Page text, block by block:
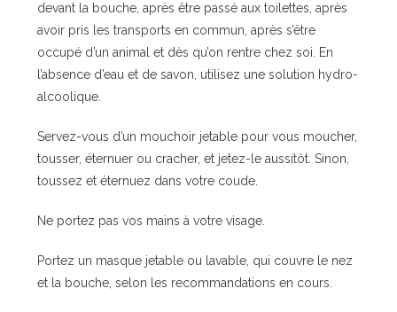
devant la bouche, après être passé aux toilettes, après
avoir pris les transports en commun, après s’être
occupé d’un animal et dès qu’on rentre chez soi. En
l’absence d’eau et de savon, utilisez une solution hydro-
alcoolique.
Servez-vous d’un mouchoir jetable pour vous moucher,
tousser, éternuer ou cracher, et jetez-le aussitôt. Sinon,
toussez et éternuez dans votre coude.
Ne portez pas vos mains à votre visage.
Portez un masque jetable ou lavable, qui couvre le nez
et la bouche, selon les recommandations en cours.